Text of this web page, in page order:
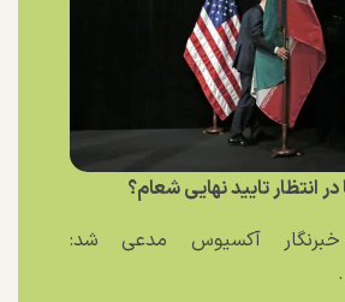
در انتظار تایید نهایی شعام؟
خبرنگار آکسیوس مدعی شد: